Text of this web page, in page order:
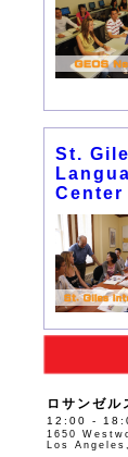
St.
Center
ロサンゼル
12:00 -
1650
Los